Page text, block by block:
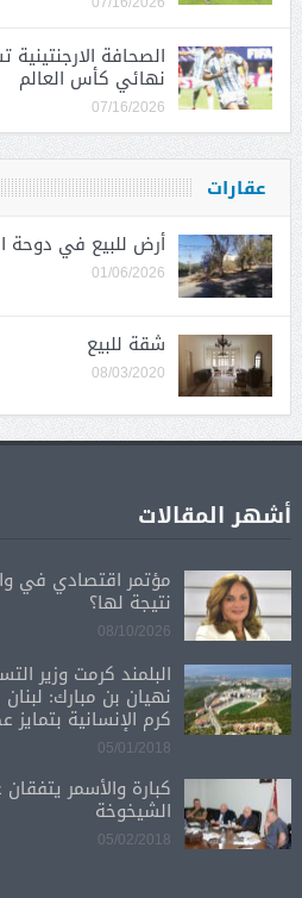
الصحافة
نهائي كأس العالم
07/16/2026
عقارات
أرض للبيع في دوحة
01/06/2026
شقة للبيع
08/03/2020
أشهر المقالات
مؤتمر اقتصادي في
نتيجة لها؟
08/10/2026
البلمند كرمت وزير
نهيان بن مبارك:
كرم الإنسانية بتمايز
05/01/2018
كبارة والأسمر
الشيخوخة
05/02/2018